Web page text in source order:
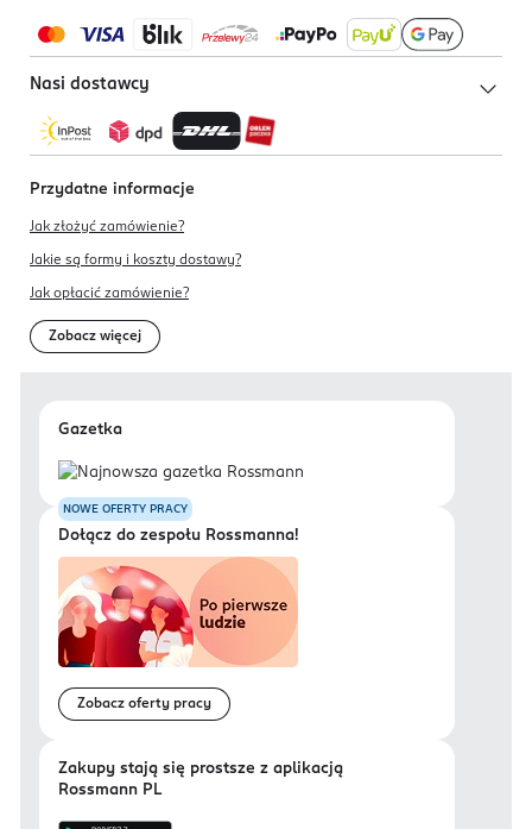
Nasi dostawcy
Przydatne informacje
Jak złożyć zamówienie?
Jakie są formy i koszty dostawy?
Jak opłacić zamówienie?
Zobacz więcej
Gazetka
NOWE OFERTY PRACY
Dołącz do zespołu Rossmanna!
Zobacz oferty pracy
Zakupy stają się prostsze z aplikacją
Rossmann PL